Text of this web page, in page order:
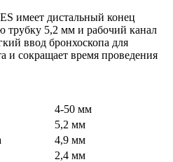
имеет дистальный конец
трубку 5,2 мм и рабочий канал
ввод бронхоскопа для
и сокращает время проведения
4-50 мм
5,2 мм
4,9 мм
2,4 мм